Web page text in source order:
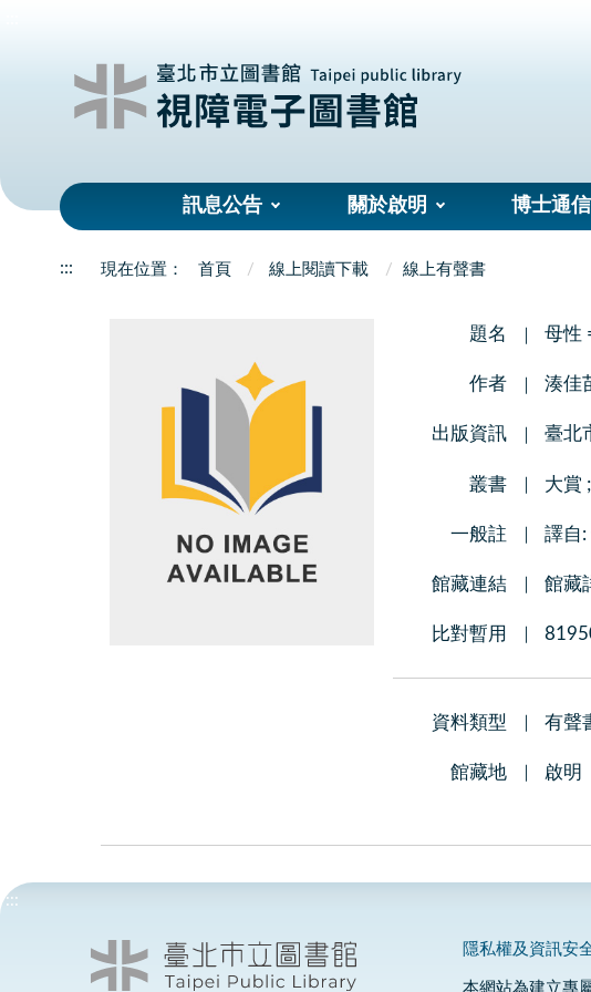
訊息公告 關於啟明 博士通
::: 首頁 線上閱讀下載 線上有聲書
題名 母性
作者 湊佳
出版資訊 臺北
叢書 大賞
一般註 譯自:
館藏連結 館藏
比對暫用
資料類型 有聲
館藏地 啟明
:::
隱私權及資訊安
本網站為建立專